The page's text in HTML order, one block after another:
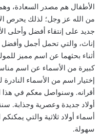
الأطفال هم مصدر السعادة،
من الله عز وجل؛ لذلك يحرص
جديد على إنتقاء أفضل وأحلى
إناث، والتي تحمل أجمل وأفضل
أثناء بحثهما عن اسم مميز
كبيرة من الأسماء عن اسم
إختيار اسم من الأسماء
أقرانه. وسنواصل معكم في
أولاد جديدة وعصرية وجذابة.
أسماء أولاد ثلاثية والتي
سهولة.